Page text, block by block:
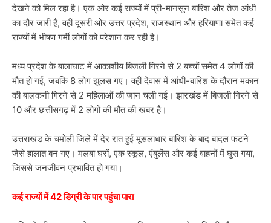
देखने को मिल रहा है। एक ओर कई राज्यों में प्री-मानसून बारिश और तेज आंधी
का दौर जारी है, वहीं दूसरी ओर उत्तर प्रदेश, राजस्थान और हरियाणा समेत कई
राज्यों में भीषण गर्मी लोगों को परेशान कर रही है।
मध्य प्रदेश के बालाघाट में आकाशीय बिजली गिरने से 2 बच्चों समेत 4 लोगों की
मौत हो गई, जबकि 8 लोग झुलस गए। वहीं देवास में आंधी-बारिश के दौरान मकान
की बालकनी गिरने से 2 महिलाओं की जान चली गई। झारखंड में बिजली गिरने से
10 और छत्तीसगढ़ में 2 लोगों की मौत की खबर है।
उत्तराखंड के चमोली जिले में देर रात हुई मूसलाधार बारिश के बाद बादल फटने
जैसे हालात बन गए। मलबा घरों, एक स्कूल, एंबुलेंस और कई वाहनों में घुस गया,
जिससे जनजीवन प्रभावित हो गया।
कई राज्यों में 42 डिग्री के पार पहुंचा पारा